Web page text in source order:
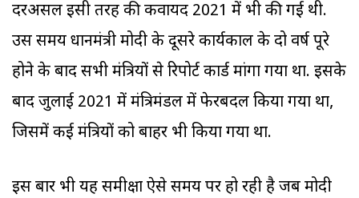
दरअसल इसी तरह की कवायद 2021 में भी की गई थी.
उस समय प्रधानमंत्री मोदी के दूसरे कार्यकाल के दो वर्ष पूरे
होने के बाद सभी मंत्रियों से रिपोर्ट कार्ड मांगा गया था. इसके
बाद जुलाई 2021 में मंत्रिमंडल में फेरबदल किया गया था,
जिसमें कई मंत्रियों को बाहर भी किया गया था.
इस बार भी यह समीक्षा ऐसे समय पर हो रही है जब मोदी